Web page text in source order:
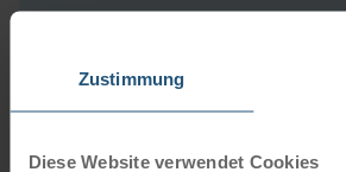
Zustimmung
Diese Website verwendet Cookies
Domplatz 8
85072 Eichstätt